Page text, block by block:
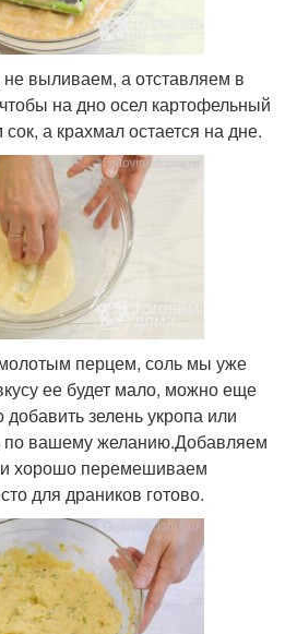
выливаем, а отставляем в
на дно осел картофельный
а крахмал остается на дне.
перцем, соль мы уже
ее будет мало, можно еще
зелень укропа или
вашему желанию.Добавляем
и хорошо перемешиваем
для драников готово.